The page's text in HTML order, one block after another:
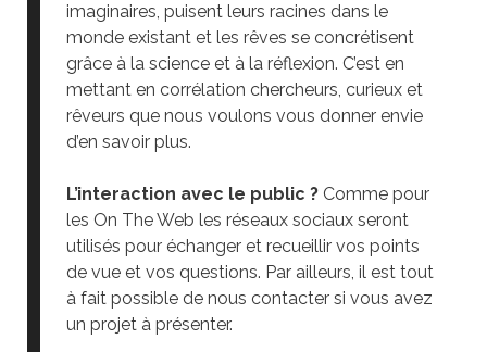
imaginaires, puisent leurs racines dans le
monde existant et les rêves se concrétisent
grâce à la science et à la réflexion. C’est en
mettant en corrélation chercheurs, curieux et
rêveurs que nous voulons vous donner envie
d’en savoir plus.
L’interaction avec le public ?Comme pour
les On The Web les réseaux sociaux seront
utilisés pour échanger et recueillir vos points
de vue et vos questions. Par ailleurs, il est tout
à fait possible de nous contacter si vous avez
un projet à présenter.